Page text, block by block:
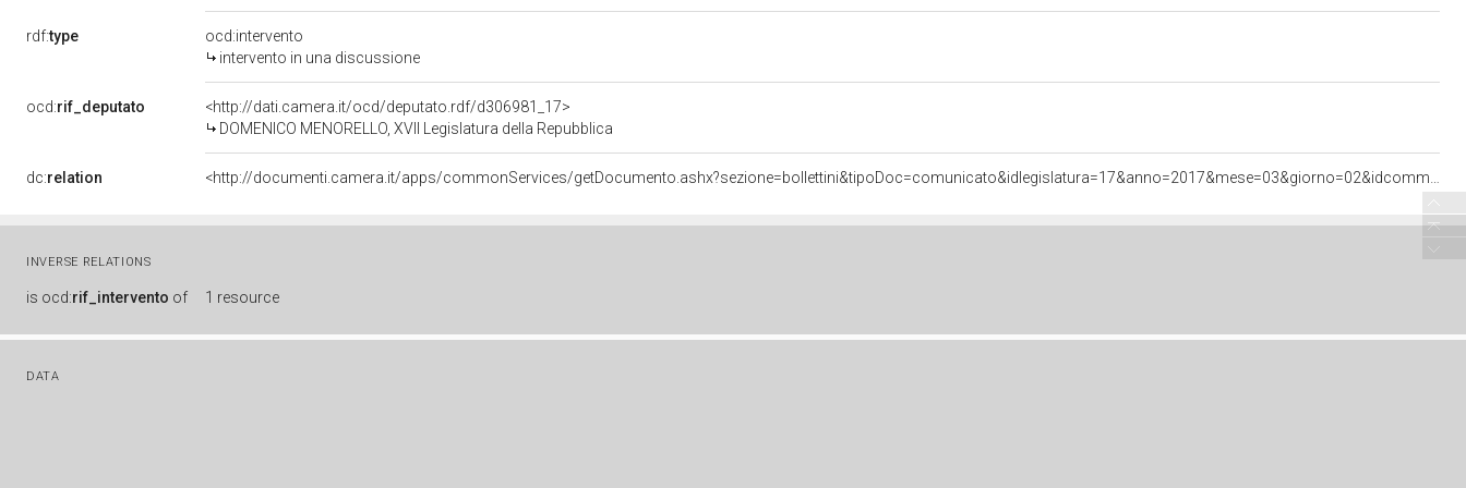
rdf:type
ocd:intervento
intervento in una discussione
ocd:rif_deputato
<http://dati.camera.it/ocd/deputato.rdf/d306981_17>
DOMENICO MENORELLO, XVII Legislatura della Repubblica
dc:relation
INVERSE RELATIONS
is ocd:rif_intervento of 1 resource
DATA